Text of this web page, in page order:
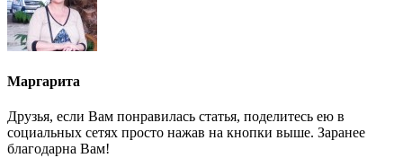
Маргарита
Друзья, если Вам понравилась статья, поделитесь ею в
социальных сетях просто нажав на кнопки выше. Заранее
благодарна Вам!